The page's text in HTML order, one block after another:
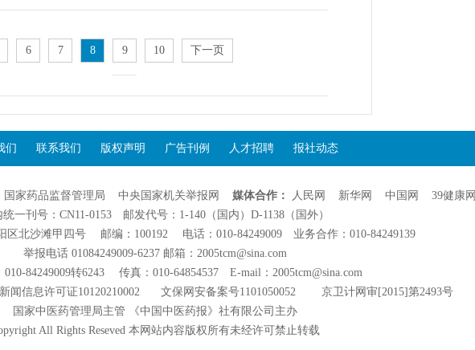
6 7 8 9 10 下一页
们 联系我们 版权声明 广告刊例 人才招聘 报社动态
国家药品监督管理局 中央国家机关举报网 媒体合作： 人民网 新华网 中国网 39健康网
统一刊号：CN11-0153 邮发代号：1-140（国内）D-1138（国外）
区北沙滩甲四号 邮编：100192 电话：010-84249009 业务合作：010-84249139
举报电话 01084249009-6237 邮箱：2005tcm@sina.com
010-84249009转6243 传真：010-64854537 E-mail：2005tcm@sina.com
闻信息许可证10120210002文保网安备案号1101050052 京卫计网审[2015]第2493号
国家中医药管理局主管 《中国中医药报》社有限公司主办
All Rights Reseved 本网站内容版权所有未经许可禁止转载